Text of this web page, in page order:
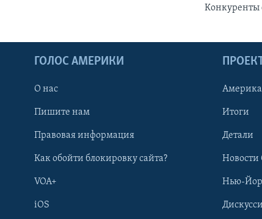
Конкуренты
ГОЛОС АМЕРИКИ
О нас
Пишите нам
Правовая информация
Как обойти блокировку сайта?
VOA+
iOS
Америка
Итоги
Детали
Нью-